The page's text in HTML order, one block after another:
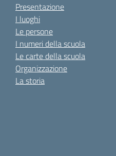
Presentazione
I luoghi
Le persone
I numeri della scuola
Le carte della scuola
Organizzazione
La storia